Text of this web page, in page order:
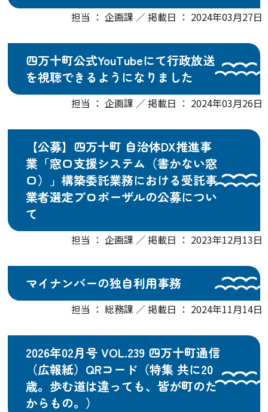
担当 ： 企画課 ／ 掲載日 ： 2024年03月27日
四万十町公式YouTubeにて行政放送
を視聴できるようになりました
担当 ： 企画課 ／ 掲載日 ： 2024年03月26日
【公募】四万十町 自治体DX推進事
業「窓口支援システム（書かない窓
口）」構築委託業務における受託事
業者選定プロポーザルの公募につい
て
担当 ： 企画課 ／ 掲載日 ： 2023年12月13日
マイナンバーの独自利用事務
担当 ： 総務課 ／ 掲載日 ： 2024年11月14日
2026年02月号 VOL.239 四万十町通信
（広報紙）QRコード（特集 共に20
歳。歩む道は違っても、皆が町のた
からもの。）